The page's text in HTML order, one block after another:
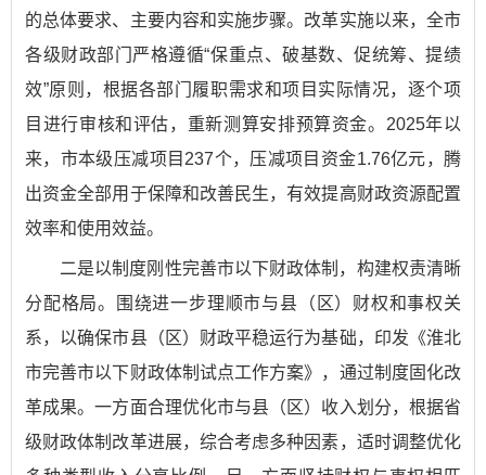
的总体要求、主要内容和实施步骤。改革实施以来，全市
各级财政部门严格遵循“保重点、破基数、促统筹、提绩
效”原则，根据各部门履职需求和项目实际情况，逐个项
目进行审核和评估，重新测算安排预算资金。2025年以
来，市本级压减项目237个，压减项目资金1.76亿元，腾
出资金全部用于保障和改善民生，有效提高财政资源配置
效率和使用效益。
二是以制度刚性完善市以下财政体制，构建权责清晰
分配格局。围绕进一步理顺市与县（区）财权和事权关
系，以确保市县（区）财政平稳运行为基础，印发《淮北
市完善市以下财政体制试点工作方案》，通过制度固化改
革成果。一方面合理优化市与县（区）收入划分，根据省
级财政体制改革进展，综合考虑多种因素，适时调整优化